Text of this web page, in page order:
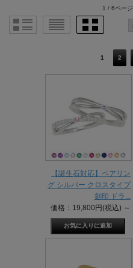
1 / 6ページ
1 2
【誕生石対応】ペアリン
グ シルバー クロスタイプ
刻印 ドラ...
価格：19,800円(税込) ～